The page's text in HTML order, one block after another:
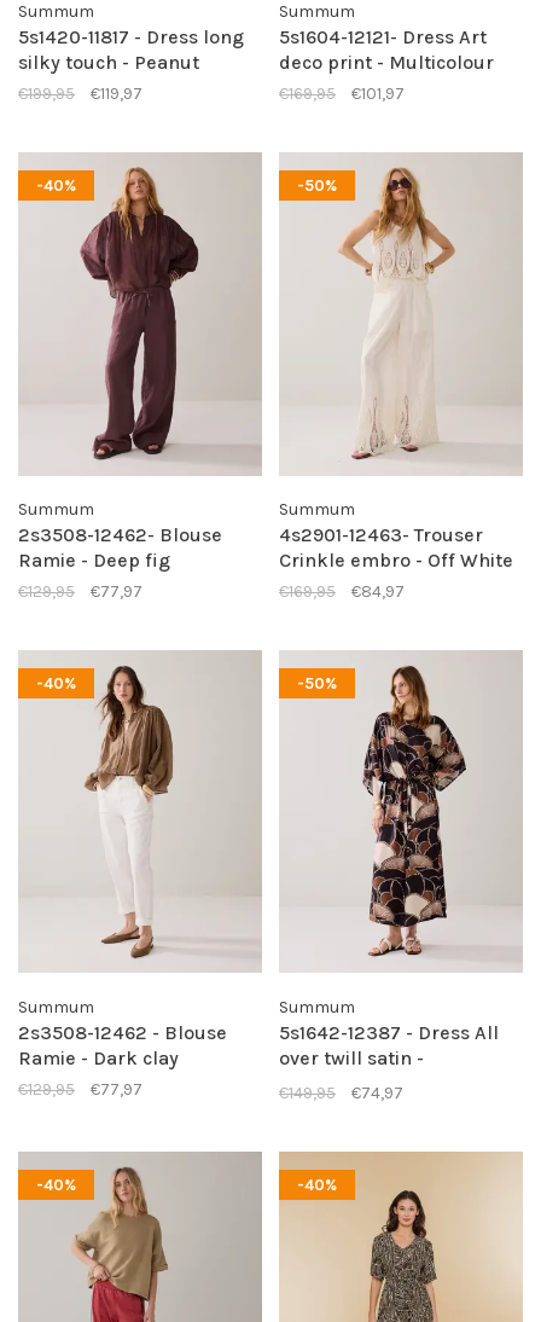
Summum
5s1420-11817 - Dress long
silky touch - Peanut
€199,95 €119,97
Summum
5s1604-12121- Dress Art
deco print - Multicolour
€169,95 €101,97
-40%
Summum
2s3508-12462- Blouse
Ramie - Deep fig
€129,95 €77,97
-50%
Summum
4s2901-12463- Trouser
Crinkle embro - Off White
€169,95 €84,97
-40%
Summum
2s3508-12462 - Blouse
Ramie - Dark clay
€129,95 €77,97
-50%
Summum
5s1642-12387 - Dress All
over twill satin -
Multicolour
€149,95 €74,97
-40% -40%